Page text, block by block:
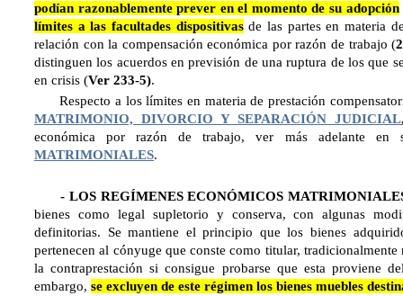
podían razonablemente prever en el momento de su adopción
límites a las facultades dispositivasde las partes en materia
relación con la compensación económica por razón de trabajo (
distinguen los acuerdos en previsión de una ruptura de los que
en crisis (Ver 233-5).
Respecto a los límites en materia de prestación
MATRIMONIO, DIVORCIO Y SEPARACIÓN JUDICIAL
económica por razón de trabajo, ver más adelante
MATRIMONIALES.
- LOS REGÍMENES ECONÓMICOS
bienes como legal supletorio y conserva, con algunas
definitorias. Se mantiene el principio que los bienes
pertenecen al cónyuge que conste como titular,
la contraprestación si consigue probarse que esta proviene
embargo, se excluyen de este régimen los bienes muebles